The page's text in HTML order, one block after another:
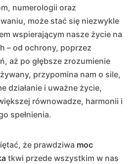
numerologii oraz
może stać się niezwykle
wspierającym nasze życie na
– od ochrony, poprzez
aż po głębsze zrozumienie
przypomina nam o sile,
działanie i uważne życie,
równowadze, harmonii i
spełnienia.
że prawdziwa moc
tkwi przede wszystkim w nas